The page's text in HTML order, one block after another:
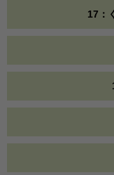
17：